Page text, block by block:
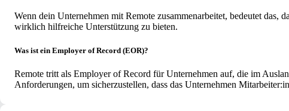
Wenn dein Unternehmen mit Remote zusammenarbeitet, bedeutet das,
wirklich hilfreiche Unterstützung zu bieten.
Was ist ein Employer of Record (EOR)?
Remote tritt als Employer of Record für Unternehmen auf, die im
Anforderungen, um sicherzustellen, dass das Unternehmen